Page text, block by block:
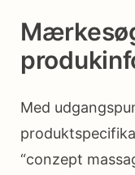
Med
“conzept